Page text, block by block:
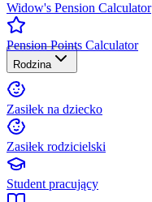
Widow's Pension Calculator
Pension Points Calculator
Rodzina
Zasiłek na dziecko
Zasiłek rodzicielski
Student pracujący